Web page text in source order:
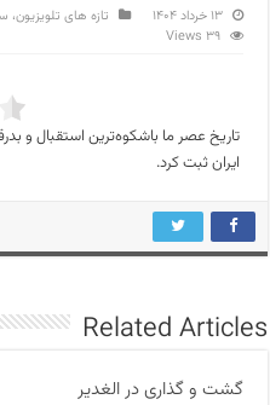
۱۳ خرداد ۱۴۰۴ تازه های تلویزیون،
39 Views
تاریخ عصر ما باشکوه‌ترین استقبال و
ایران ثبت کرد.
Related Articles
گشت و گذاری در الغدیر